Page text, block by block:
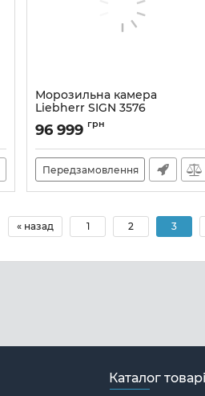
Морозильна камера
Liebherr SIGN 3576
Артикул:SIGN3576
96 999 грн
Передзамовлення
« назад 1 2 3
Каталог